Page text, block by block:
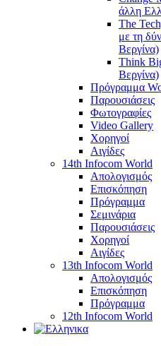
άλλη
The
με τη
Βεργίνα)
Think
Βεργίνα)
Πρόγραμμα
Παρουσιάσεις
Φωτογραφίες
Video Gallery
Χορηγοί
Αιγίδες
14th Infocom World
Απολογισμός
Επισκόπηση
Πρόγραμμα
Σεμινάρια
Παρουσιάσεις
Χορηγοί
Αιγίδες
13th Infocom World
Απολογισμός
Επισκόπηση
Πρόγραμμα
12th Infocom World